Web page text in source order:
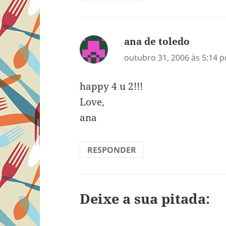
ana de toledo
outubro 31, 2006 às 5:14
happy 4 u 2!!!
Love,
ana
RESPONDER
Deixe a sua pitada: